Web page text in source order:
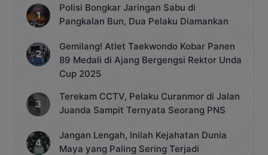
Polisi Bongkar Jaringan Sabu di
Pangkalan Bun, Dua Pelaku Diamankan
Gemilang! Atlet Taekwondo Kobar Panen
89 Medali di Ajang Bergengsi Rektor Unda
Cup 2025
Terekam CCTV, Pelaku Curanmor di Jalan
Juanda Sampit Ternyata Seorang PNS
Jangan Lengah, Inilah Kejahatan Dunia
Maya yang Paling Sering Terjadi